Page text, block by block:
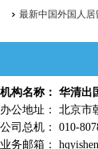
最新中国外国人
机构名称： 华清出
办公地址： 北京市
公司总机： 010-
业务邮箱：